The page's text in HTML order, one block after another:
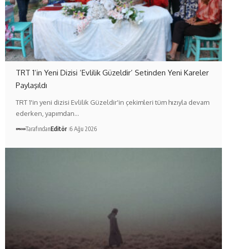
TRT 1’in Yeni Dizisi ‘Evlilik Güzeldir’ Setinden Yeni Kareler
Paylaşıldı
TRT 1'in yeni dizisi Evlilik Güzeldir'in çekimleri tüm hızıyla devam
ederken, yapımdan…
TarafındanEditör 6 Ağu 2026